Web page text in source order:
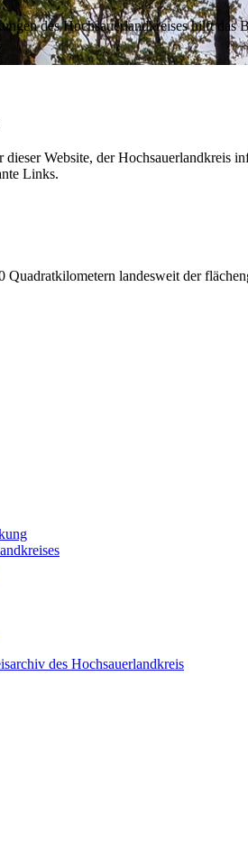
des Hochsauerlandkreises hilft das
dieser Website, der
Links.
landesweit der
des Hochsauerlandkreis